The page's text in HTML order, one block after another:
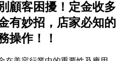
顧客困擾！定金收多
有妙招，店家必知的
操作！！